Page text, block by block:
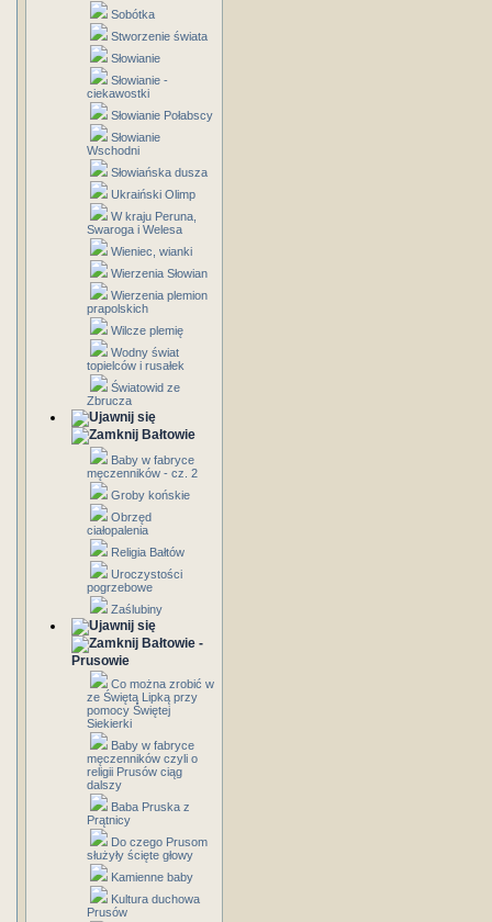
Sobótka
Stworzenie świata
Słowianie
Słowianie -
ciekawostki
Słowianie Połabscy
Słowianie
Wschodni
Słowiańska dusza
Ukraiński Olimp
W kraju Peruna,
Swaroga i Welesa
Wieniec, wianki
Wierzenia Słowian
Wierzenia plemion
prapolskich
Wilcze plemię
Wodny świat
topielców i rusałek
Światowid ze
Zbrucza
Bałtowie
Baby w fabryce
męczenników - cz. 2
Groby końskie
Obrzęd
ciałopalenia
Religia Bałtów
Uroczystości
pogrzebowe
Zaślubiny
Bałtowie -
Prusowie
Co można zrobić w
ze Świętą Lipką przy
pomocy Świętej
Siekierki
Baby w fabryce
męczenników czyli o
religii Prusów ciąg
dalszy
Baba Pruska z
Prątnicy
Do czego Prusom
służyły ścięte głowy
Kamienne baby
Kultura duchowa
Prusów